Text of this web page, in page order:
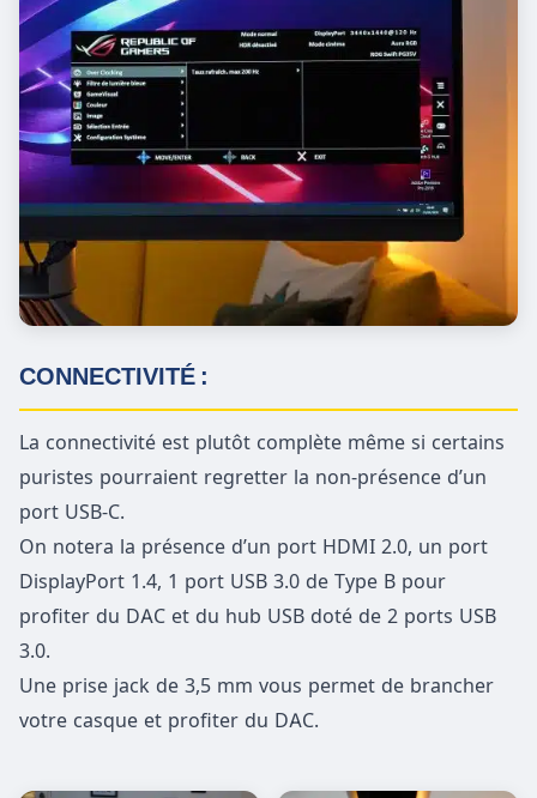
CONNECTIVITÉ :
La connectivité est plutôt complète même si certains
puristes pourraient regretter la non-présence d’un
port USB-C.
On notera la présence d’un port HDMI 2.0, un port
DisplayPort 1.4, 1 port USB 3.0 de Type B pour
profiter du DAC et du hub USB doté de 2 ports USB
3.0.
Une prise jack de 3,5 mm vous permet de brancher
votre casque et profiter du DAC.